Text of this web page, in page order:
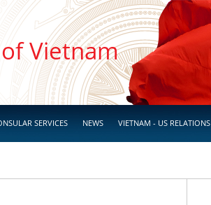
Vietnam
SERVICES NEWS VIETNAM - US RELATIONS